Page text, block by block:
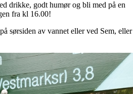
drikke, godt humør og bli med på en
fra kl 16.00!
sørsiden av vannet eller ved Sem, eller